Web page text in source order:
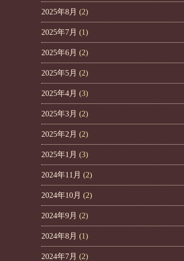
2025年8月 (2)
2025年7月 (1)
2025年6月 (2)
2025年5月 (2)
2025年4月 (3)
2025年3月 (2)
2025年2月 (2)
2025年1月 (3)
2024年11月 (2)
2024年10月 (2)
2024年9月 (2)
2024年8月 (1)
2024年7月 (2)